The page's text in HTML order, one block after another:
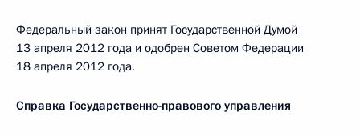
Федеральный закон принят Государственной Думой
13 апреля 2012 года и одобрен Советом Федерации
18 апреля 2012 года.
Справка Государственно-правового управления